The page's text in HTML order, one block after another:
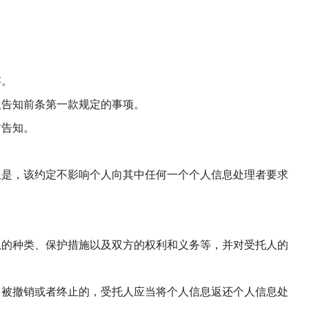
知前条第一款规定的事项。
知。
，该约定不影响个人向其中任何一个个人信息处理者要求
种类、保护措施以及双方的权利和义务等，并对受托人的
撤销或者终止的，受托人应当将个人信息返还个人信息处